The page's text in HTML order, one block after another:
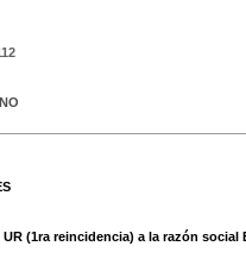
(1ra reincidencia) a la razón social